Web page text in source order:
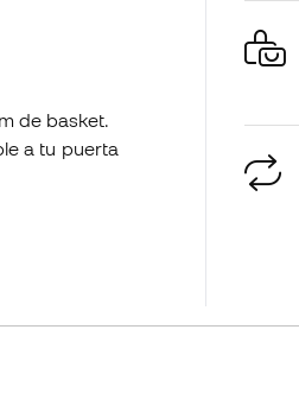
de basket.
a tu puerta